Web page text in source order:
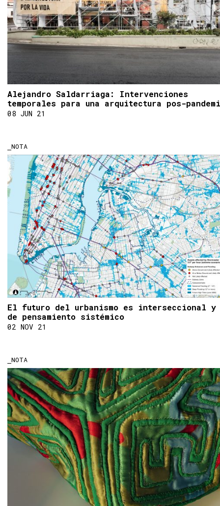
Alejandro Saldarriaga: Intervenciones
temporales para una arquitectura pos-
08 JUN 21
NOTA
El futuro del urbanismo es interseccional y
de pensamiento sistémico
02 NOV 21
NOTA